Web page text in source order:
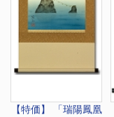
【特価】 「瑞陽鳳凰